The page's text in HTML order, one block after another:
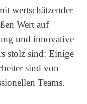
wertschätzender
Wert auf
und innovative
stolz sind: Einige
sind von
Teams.